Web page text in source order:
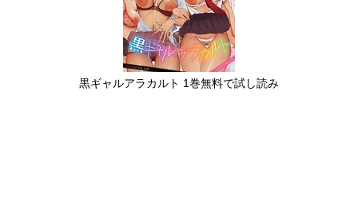
黒ギャルアラカルト 1巻無料で試し読み